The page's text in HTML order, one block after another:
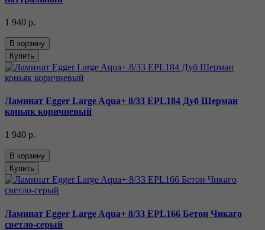
1 940 р.
В корзину
Купить
Ламинат Egger Large Aqua+ 8/33 EPL184 Дуб Шерман
коньяк коричневый
1 940 р.
В корзину
Купить
Ламинат Egger Large Aqua+ 8/33 EPL166 Бетон Чикаго
светло-серый